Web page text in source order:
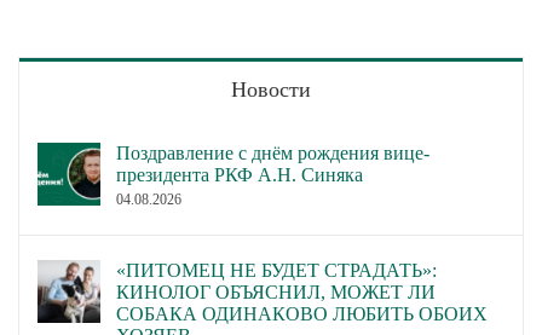
Новости
Поздравление с днём рождения вице-
президента РКФ А.Н. Синяка
04.08.2026
«ПИТОМЕЦ НЕ БУДЕТ СТРАДАТЬ»:
КИНОЛОГ ОБЪЯСНИЛ, МОЖЕТ ЛИ
СОБАКА ОДИНАКОВО ЛЮБИТЬ ОБОИХ